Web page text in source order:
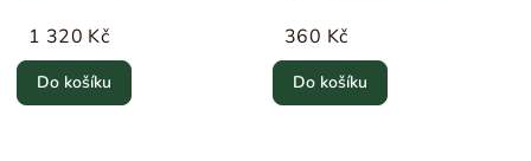
1 320 Kč
Do košíku
360 Kč
Do košíku